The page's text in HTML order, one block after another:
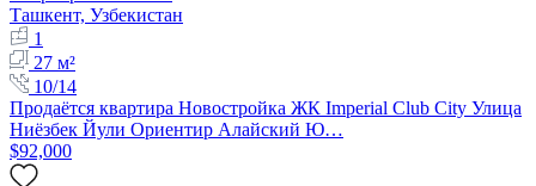
Ташкент, Узбекистан
1
27 м²
10/14
Продаётся квартира Новостройка ЖК Imperial Club City Улица
Ниёзбек Йули Ориентир Алайский Ю…
$92,000